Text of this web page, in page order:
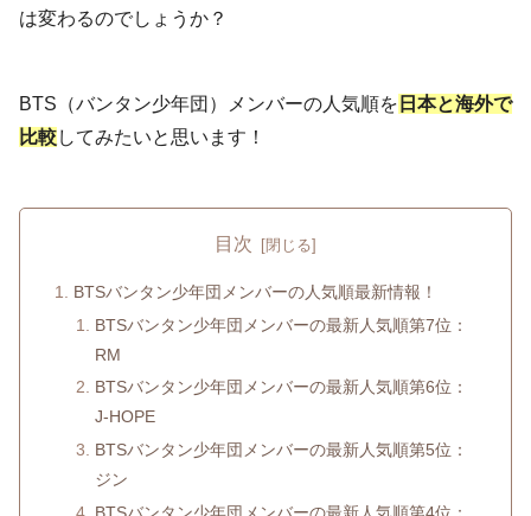
は変わるのでしょうか？
BTS（バンタン少年団）メンバーの人気順を 日本と海外で
比較してみたいと思います！
目次
BTSバンタン少年団メンバーの人気順最新情報！
BTSバンタン少年団メンバーの最新人気順第7位：
RM
BTSバンタン少年団メンバーの最新人気順第6位：
J-HOPE
BTSバンタン少年団メンバーの最新人気順第5位：
ジン